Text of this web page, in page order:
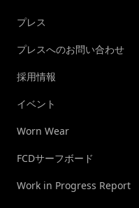
プレス
プレスへのお問い合わせ
採用情報
イベント
Worn Wear
FCDサーフボード
Work in Progress Report